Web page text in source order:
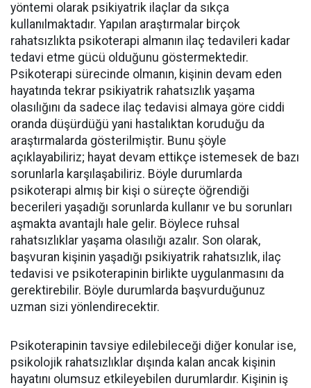
yöntemi olarak psikiyatrik ilaçlar da sıkça
kullanılmaktadır. Yapılan araştırmalar birçok
rahatsızlıkta psikoterapi almanın ilaç tedavileri kadar
tedavi etme gücü olduğunu göstermektedir.
Psikoterapi sürecinde olmanın, kişinin devam eden
hayatında tekrar psikiyatrik rahatsızlık yaşama
olasılığını da sadece ilaç tedavisi almaya göre ciddi
oranda düşürdüğü yani hastalıktan koruduğu da
araştırmalarda gösterilmiştir. Bunu şöyle
açıklayabiliriz; hayat devam ettikçe istemesek de bazı
sorunlarla karşılaşabiliriz. Böyle durumlarda
psikoterapi almış bir kişi o süreçte öğrendiği
becerileri yaşadığı sorunlarda kullanır ve bu sorunları
aşmakta avantajlı hale gelir. Böylece ruhsal
rahatsızlıklar yaşama olasılığı azalır. Son olarak,
başvuran kişinin yaşadığı psikiyatrik rahatsızlık, ilaç
tedavisi ve psikoterapinin birlikte uygulanmasını da
gerektirebilir. Böyle durumlarda başvurduğunuz
uzman sizi yönlendirecektir.
Psikoterapinin tavsiye edilebileceği diğer konular ise,
psikolojik rahatsızlıklar dışında kalan ancak kişinin
hayatını olumsuz etkileyebilen durumlardır. Kişinin iş